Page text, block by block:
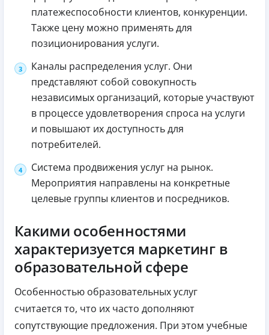
платежеспособности клиентов, конкуренции.
Также цену можно применять для
позиционирования услуги.
Каналы распределения услуг. Они
представляют собой совокупность
независимых организаций, которые участвуют
в процессе удовлетворения спроса на услуги
и повышают их доступность для
потребителей.
Система продвижения услуг на рынок.
Мероприятия направлены на конкретные
целевые группы клиентов и посредников.
Какими особенностями
характеризуется маркетинг в
образовательной сфере
Особенностью образовательных услуг
считается то, что их часто дополняют
сопутствующие предложения. При этом учебные